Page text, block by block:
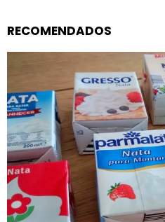
RECOMENDADOS